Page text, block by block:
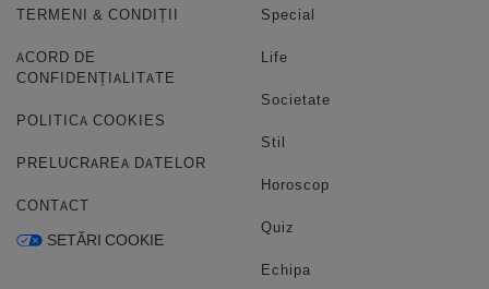
TERMENI & CONDIȚII
ACORD DE
CONFIDENȚIALITATE
POLITICA COOKIES
PRELUCRAREA DATELOR
CONTACT
SETĂRI COOKIE
Special
Life
Societate
Stil
Horoscop
Quiz
Echipa